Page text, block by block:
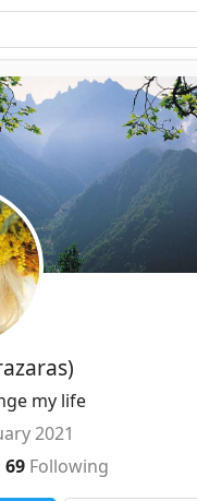
my life
2021
69 Following